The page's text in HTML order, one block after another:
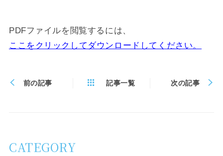
PDFファイルを閲覧するには、
ここをクリックしてダウンロードしてください。
前の記事 記事一覧 次の記事
CATEGORY